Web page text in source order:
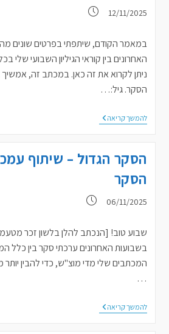
פורסם:
12/11/2025
במאמר הקודם, שיתפתי בפרטים שונים
האחרונים בין קוראי הגיליון השבועי
ניתן לקרוא את זה כאן. במכתב זה,
הסקר. גיל:…
להמשך קריאההסקר
הגדול
עמכם
בממצאי
חלק
שני
הסקר הגדול – שיתוף
הסקר
פורסם:
06/11/2025
שבוע טוב! [הנכתב להלן בלשון זכר
בשבועות האחרונים ערכתי סקר בין כלל
המכתבים שלי מדי מוצ"ש, כדי להבין יותר
…
להמשך קריאההסקר
הגדול